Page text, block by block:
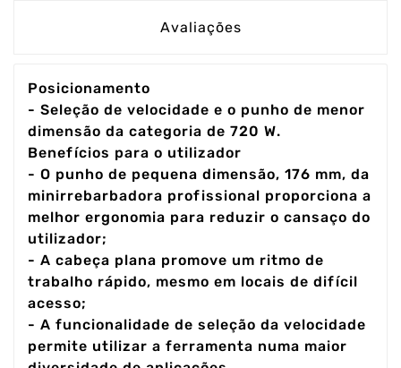
Avaliações
Posicionamento
- Seleção de velocidade e o punho de menor
dimensão da categoria de 720 W.
Benefícios para o utilizador
- O punho de pequena dimensão, 176 mm, da
minirrebarbadora profissional proporciona a
melhor ergonomia para reduzir o cansaço do
utilizador;
- A cabeça plana promove um ritmo de
trabalho rápido, mesmo em locais de difícil
acesso;
- A funcionalidade de seleção da velocidade
permite utilizar a ferramenta numa maior